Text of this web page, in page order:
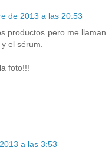
de 2013 a las 20:53
productos pero me llaman
el sérum.
foto!!!
a las 3:53